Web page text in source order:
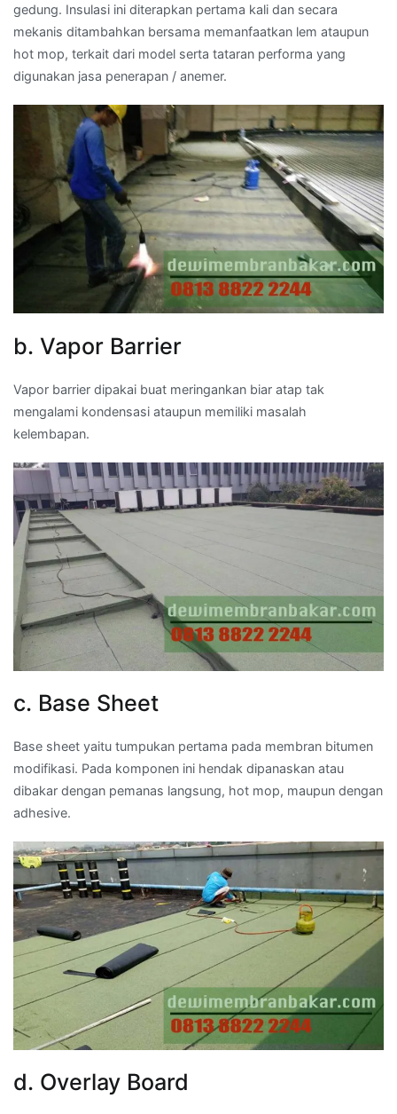
gedung. Insulasi ini diterapkan pertama kali dan secara
mekanis ditambahkan bersama memanfaatkan lem ataupun
hot mop, terkait dari model serta tataran performa yang
digunakan jasa penerapan / anemer.
b. Vapor Barrier
Vapor barrier dipakai buat meringankan biar atap tak
mengalami kondensasi ataupun memiliki masalah
kelembapan.
c. Base Sheet
Base sheet yaitu tumpukan pertama pada membran bitumen
modifikasi. Pada komponen ini hendak dipanaskan atau
dibakar dengan pemanas langsung, hot mop, maupun dengan
adhesive.
d. Overlay Board